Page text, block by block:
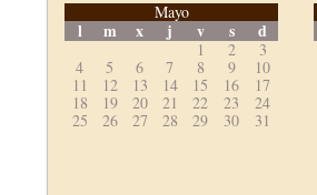
Mayo
l m x j v s d
1 2
3
4
5 6 7 8 9
10
11
12 13 14 15 16
17
18
19 20 21 22 23
24
25
26 27 28 29 30 31